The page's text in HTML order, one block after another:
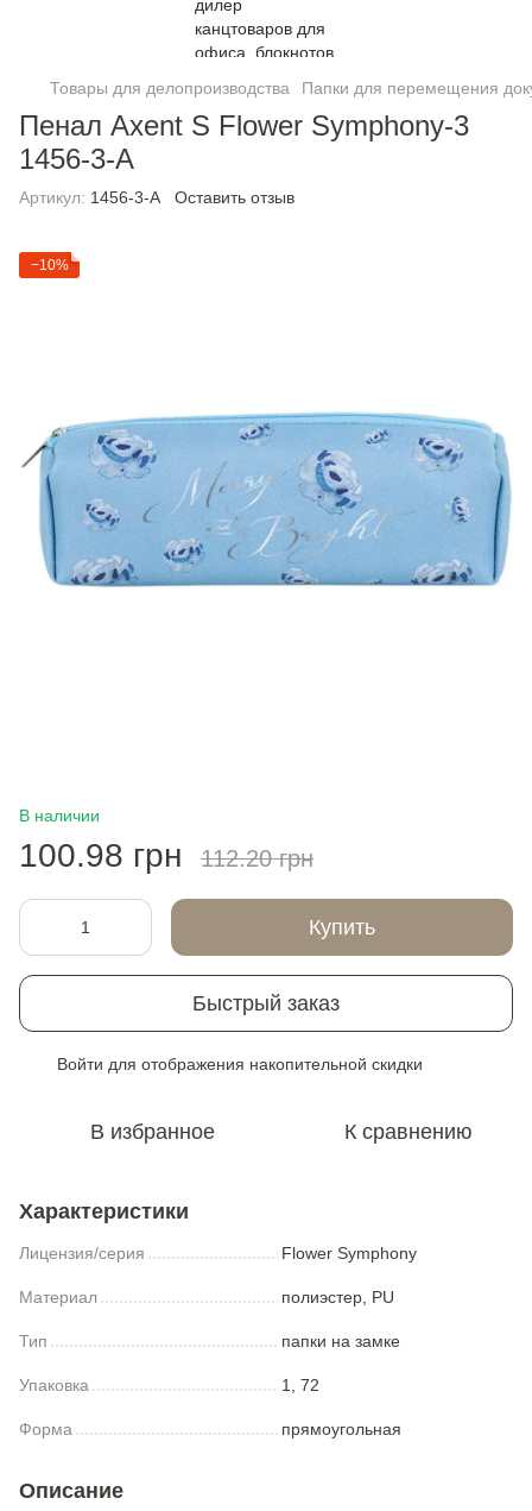
Товары для делопроизводства Папки для перемещения
Пенал Axent S Flower Symphony-3
1456-3-A
Артикул: 1456-3-A Оставить отзыв
−10%
В наличии
100.98 грн 112.20 грн
Купить
Быстрый заказ
Войти для отображения накопительной скидки
В избранное К сравнению
Характеристики
Лицензия/серия Flower Symphony
Материал полиэстер, PU
Тип папки на замке
Упаковка 1, 72
Форма прямоугольная
Описание